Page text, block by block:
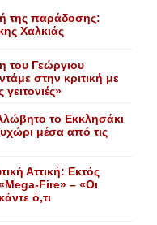
της παράδοσης:
Xαλκιάς
του Γεώργιου
στην κριτική με
το Eκκλησάκι
μέσα από τις
Αττική: Εκτός
Fire» – «Οι
ό,τι